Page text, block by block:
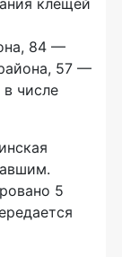
клещей
84 —
57 —
числе
5